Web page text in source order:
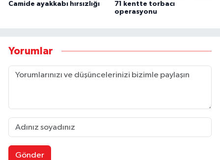
Camide ayakkabı hırsızlığı
71 kentte torbacı
operasyonu
Yorumlar
Gönder